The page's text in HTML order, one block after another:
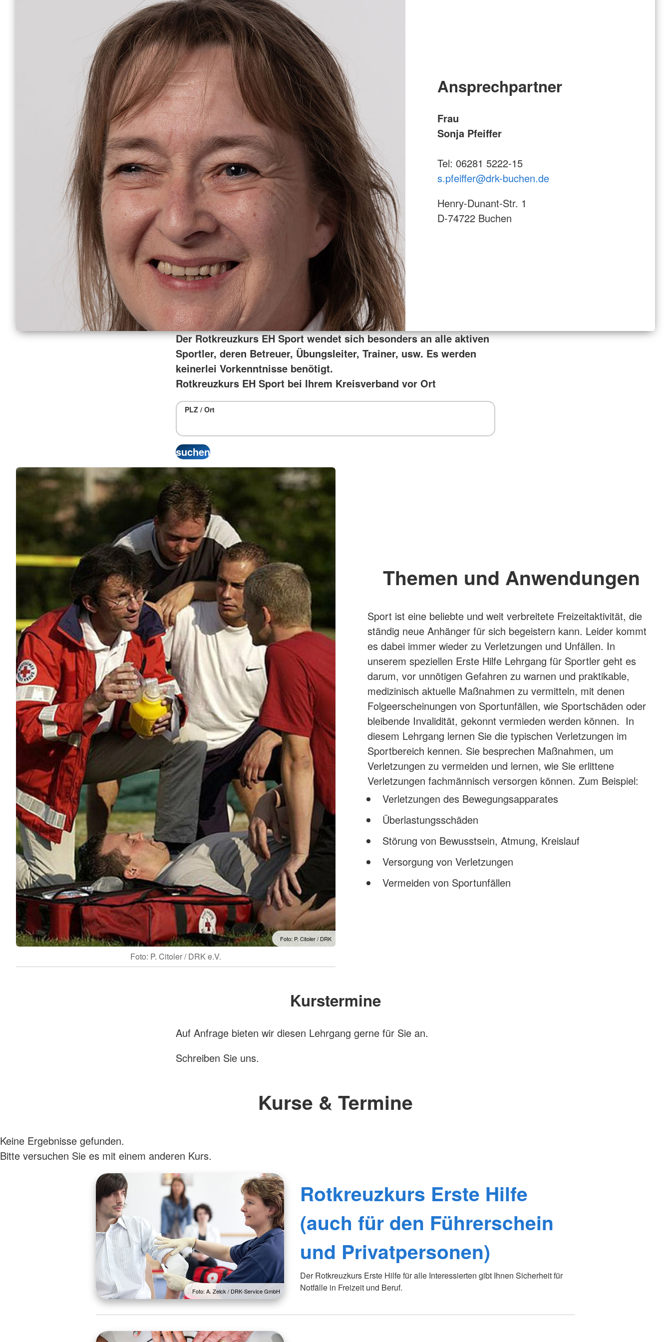
Ansprechpartner
Frau
Sonja Pfeiffer
Tel: 06281 5222-15
s.pfeiffer@drk-buchen.de
Henry-Dunant-Str. 1
D-74722 Buchen
Der Rotkreuzkurs EH Sport wendet sich besonders an alle aktiven
Sportler, deren Betreuer, Übungsleiter, Trainer, usw. Es werden
keinerlei Vorkenntnisse benötigt.
Rotkreuzkurs EH Sport bei Ihrem Kreisverband vor Ort
PLZ / Ort
Foto: P. Citoler / DRK
Foto: P. Citoler / DRK e.V.
Themen und Anwendungen
Sport ist eine beliebte und weit verbreitete Freizeitaktivität, die
ständig neue Anhänger für sich begeistern kann. Leider kommt
es dabei immer wieder zu Verletzungen und Unfällen. In
unserem speziellen Erste Hilfe Lehrgang für Sportler geht es
darum, vor unnötigen Gefahren zu warnen und praktikable,
medizinisch aktuelle Maßnahmen zu vermitteln, mit denen
Folgeerscheinungen von Sportunfällen, wie Sportschäden oder
bleibende Invalidität, gekonnt vermieden werden können. In
diesem Lehrgang lernen Sie die typischen Verletzungen im
Sportbereich kennen. Sie besprechen Maßnahmen, um
Verletzungen zu vermeiden und lernen, wie Sie erlittene
Verletzungen fachmännisch versorgen können. Zum Beispiel:
Verletzungen des Bewegungsapparates
Überlastungsschäden
Störung von Bewusstsein, Atmung, Kreislauf
Versorgung von Verletzungen
Vermeiden von Sportunfällen
Kurstermine
Auf Anfrage bieten wir diesen Lehrgang gerne für Sie an.
Schreiben Sie uns.
Kurse & Termine
Keine Ergebnisse gefunden.
Bitte versuchen Sie es mit einem anderen Kurs.
Foto: A. Zelck / DRK-Service GmbH
Rotkreuzkurs Erste Hilfe
(auch für den Führerschein
und Privatpersonen)
Der Rotkreuzkurs Erste Hilfe für alle Interessierten gibt Ihnen Sicherheit für
Notfälle in Freizeit und Beruf.